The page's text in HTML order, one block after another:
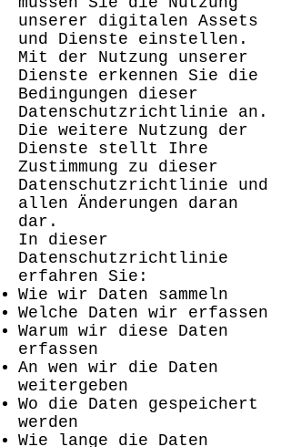
unserer digitalen Assets
und Dienste einstellen.
Mit der Nutzung unserer
Dienste erkennen Sie die
Bedingungen dieser
Datenschutzrichtlinie an.
Die weitere Nutzung der
Dienste stellt Ihre
Zustimmung zu dieser
Datenschutzrichtlinie und
allen Änderungen daran
dar.
In dieser
Datenschutzrichtlinie
erfahren Sie:
Wie wir Daten sammeln
Welche Daten wir erfassen
Warum wir diese Daten
erfassen
An wen wir die Daten
weitergeben
Wo die Daten gespeichert
werden
Wie lange die Daten